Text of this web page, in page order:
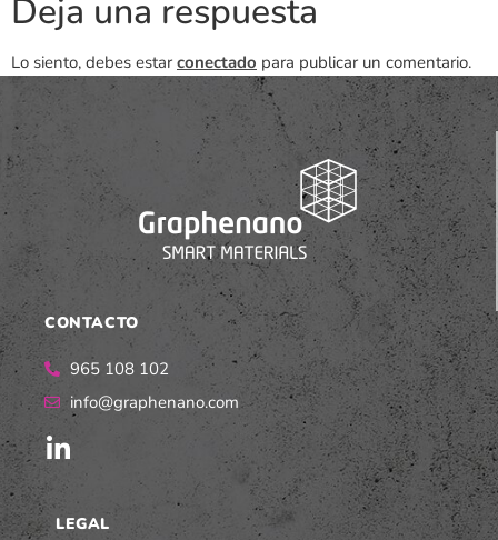
Deja una respuesta
Lo siento, debes estar conectado para publicar un comentario.
CONTACTO
965 108 102
info@graphenano.com
LEGAL